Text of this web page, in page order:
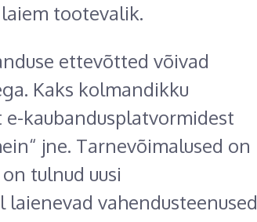
tootevalik.
ettevõtted võivad
Kaks kolmandikku
kaubandusplatvormidest
jne. Tarnevõimalused on
tulnud uusi
vahendusteenused